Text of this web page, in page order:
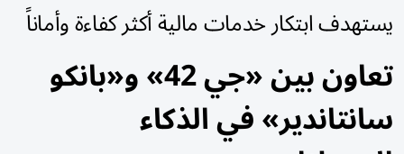
يستهدف ابتكار خدمات مالية أكثر كفاءة وأماناً
تعاون بين «جي 42» و«بانكو
سانتاندير» في الذكاء